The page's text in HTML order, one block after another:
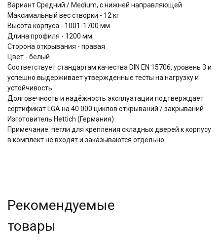
Вариант Средний / Medium, c нижней направляющей
Максимальный вес створки - 12 кг
Высота корпуса - 1001-1700 мм
Длина профиля - 1200 мм
Сторона открывания - правая
Цвет - белый
Соответствует стандартам качества DIN EN 15706, уровень 3 и
успешно выдерживает утвержденные тесты на нагрузку и
устойчивость
Долговечность и надёжность эксплуатации подтверждает
сертификат LGA на 40 000 циклов открываний / закрываний
Изготовитель Hettich (Германия)
Примечание: петли для крепления складных дверей к корпусу
в комплект не входят и заказываются отдельно
Рекомендуемые
товары